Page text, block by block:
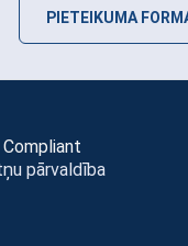
Compliant
pārvaldība
PIETEIKUMA